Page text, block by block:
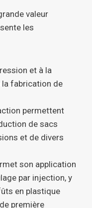
valeur
les
et à la
la fabrication de
permettent
de sacs
et de divers
son application
par injection, y
en plastique
première